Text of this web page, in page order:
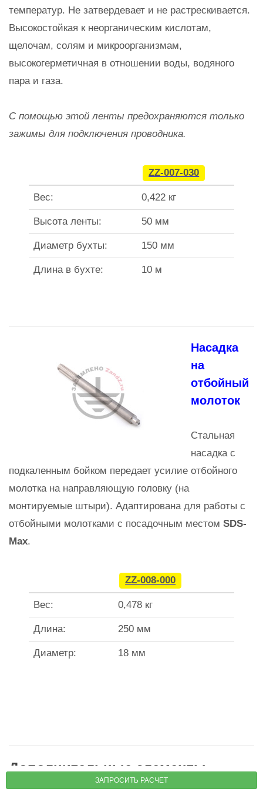
температур. Не затвердевает и не растрескивается.
Высокостойкая к неорганическим кислотам,
щелочам, солям и микроорганизмам,
высокогерметичная в отношении воды, водяного
пара и газа.
С помощью этой ленты предохраняются только
зажимы для подключения проводника.
ZZ-007-030
Вес: 0,422 кг
Высота ленты: 50 мм
Диаметр бухты: 150 мм
Длина в бухте: 10 м
Насадка
на
отбойный
молоток
Стальная
насадка с
подкаленным бойком передает усилие отбойного
молотка на направляющую головку (на
монтируемые штыри). Адаптирована для работы с
отбойными молотками с посадочным местом SDS-
Max.
ZZ-008-000
Вес: 0,478 кг
Длина: 250 мм
Диаметр: 18 мм
Дополнительные элементы
ЗАПРОСИТЬ РАСЧЕТ